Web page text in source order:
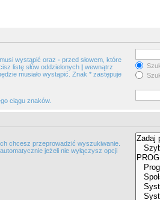
wystąpić oraz - przed słowem, które
listę słów oddzielonych | wewnątrz
musiało wystąpić. Znak * zastępuje
ciągu znaków.
chcesz przeprowadzić wyszukiwanie.
jeżeli nie wyłączysz opcji